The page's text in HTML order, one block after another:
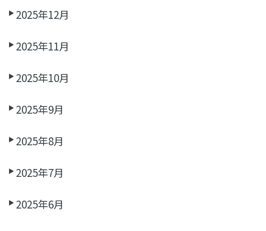
2025年12月
2025年11月
2025年10月
2025年9月
2025年8月
2025年7月
2025年6月